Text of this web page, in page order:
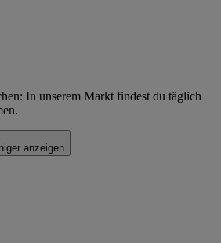
In unserem Markt findest du täglich
anzeigen